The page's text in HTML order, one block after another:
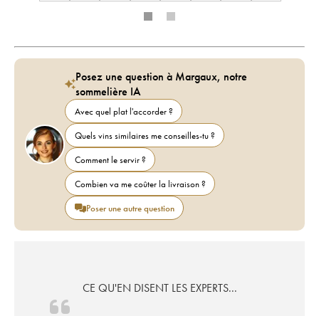
Posez une question à Margaux, notre
sommelière IA
Avec quel plat l'accorder ?
Quels vins similaires me conseilles-tu ?
Comment le servir ?
Combien va me coûter la livraison ?
Poser une autre question
CE QU'EN DISENT LES EXPERTS...